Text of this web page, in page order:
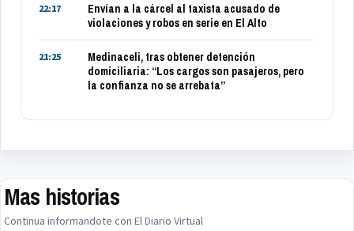
22:17
Envían a la cárcel al taxista acusado de
violaciones y robos en serie en El Alto
21:25
Medinaceli, tras obtener detención
domiciliaria: “Los cargos son pasajeros, pero
la confianza no se arrebata”
Mas historias
Continua informandote con El Diario Virtual